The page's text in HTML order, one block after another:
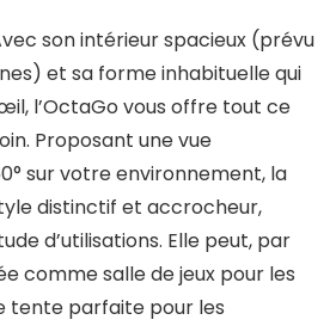
son intérieur spacieux (prévu
et sa forme inhabituelle qui
l’OctaGo vous offre tout ce
Proposant une vue
sur votre environnement, la
distinctif et accrocheur,
d’utilisations. Elle peut, par
comme salle de jeux pour les
tente parfaite pour les